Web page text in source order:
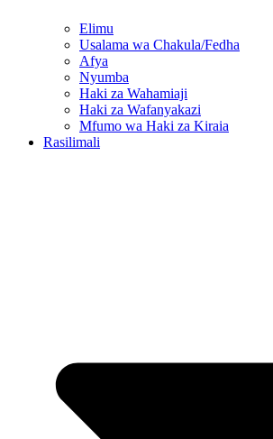
Elimu
Usalama wa Chakula/Fedha
Afya
Nyumba
Haki za Wahamiaji
Haki za Wafanyakazi
Mfumo wa Haki za Kiraia
Rasilimali